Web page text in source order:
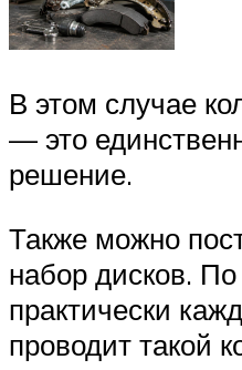
В этом случае
— это
решение.
Также можно
набор дисков.
практически
проводит такой